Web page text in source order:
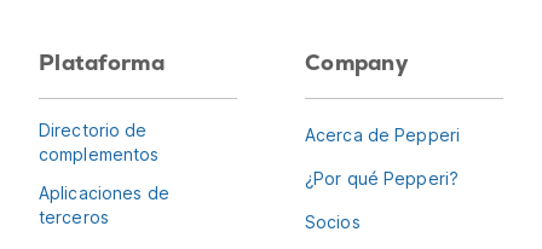
Plataforma
Directorio de
complementos
Aplicaciones de
terceros
Company
Acerca de Pepperi
¿Por qué Pepperi?
Socios